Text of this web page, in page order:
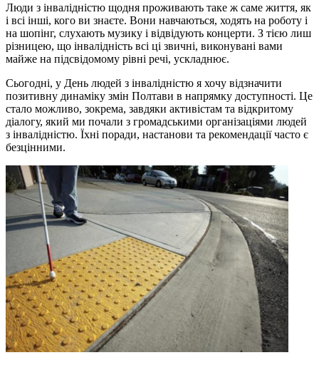
Люди з інвалідністю щодня проживають таке ж саме життя, як
і всі інші, кого ви знаєте. Вони навчаються, ходять на роботу і
на шопінг, слухають музику і відвідують концерти. З тією лиш
різницею, що інвалідність всі ці звичні, виконувані вами
майже на підсвідомому рівні речі, ускладнює.
Сьогодні, у День людей з інвалідністю я хочу відзначити
позитивну динаміку змін Полтави в напрямку доступності. Це
стало можливо, зокрема, завдяки активістам та відкритому
діалогу, який ми почали з громадськими організаціями людей
з інвалідністю. Їхні поради, настанови та рекомендації часто є
безцінними.